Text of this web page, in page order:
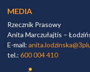
MEDIA
Rzecznik Prasowy
Anita Marczułajtis –
E-mail:
tel.: 600 004 410